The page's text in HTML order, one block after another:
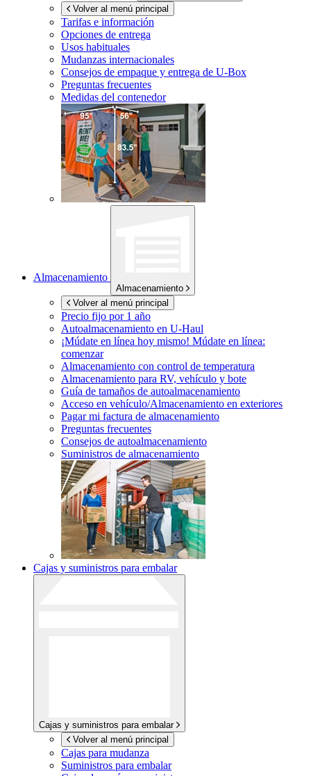
Volver al menú principal
Tarifas e información
Opciones de entrega
Usos habituales
Mudanzas internacionales
Consejos de empaque y entrega de U-Box
Preguntas frecuentes
Medidas del contenedor
Almacenamiento
Almacenamiento
Volver al menú principal
Precio fijo por 1 año
Autoalmacenamiento en U-Haul
¡Múdate en línea hoy mismo! Múdate en línea:
comenzar
Almacenamiento con control de temperatura
Almacenamiento para RV, vehículo y bote
Guía de tamaños de autoalmacenamiento
Acceso en vehículo/Almacenamiento en exteriores
Pagar mi factura de almacenamiento
Preguntas frecuentes
Consejos de autoalmacenamiento
Suministros de almacenamiento
Cajas y suministros para embalar
Cajas y suministros para embalar
Volver al menú principal
Cajas para mudanza
Suministros para embalar